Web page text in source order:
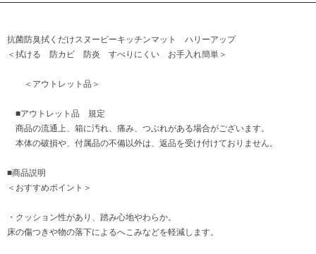
抗菌防臭拭くだけスヌーピーキッチンマット ハリーアップ
＜拭ける 防カビ 防炎 すべりにくい お手入れ簡単＞
＜アウトレット品＞
■アウトレット品 規定
商品の流通上、箱に汚れ、痛み、つぶれがある場合がございます。
本体の破損や、付属品の不備以外は、返品を受け付けておりません。
■商品説明
＜おすすめポイント＞
・クッション性があり、踏み心地やわらか。
床の傷つきや物の落下によるへこみなどを軽減します。